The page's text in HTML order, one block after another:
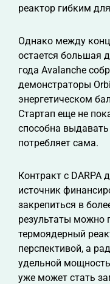
реактор гибким
Однако между
остается большая
года Avalanche
демонстраторы
энергетическом
Стартап еще не
способна
потребляет сама.
Контракт с DARPA
источник
закрепиться в
результаты можно
термоядерный
перспективой, а
удельной
уже может стать